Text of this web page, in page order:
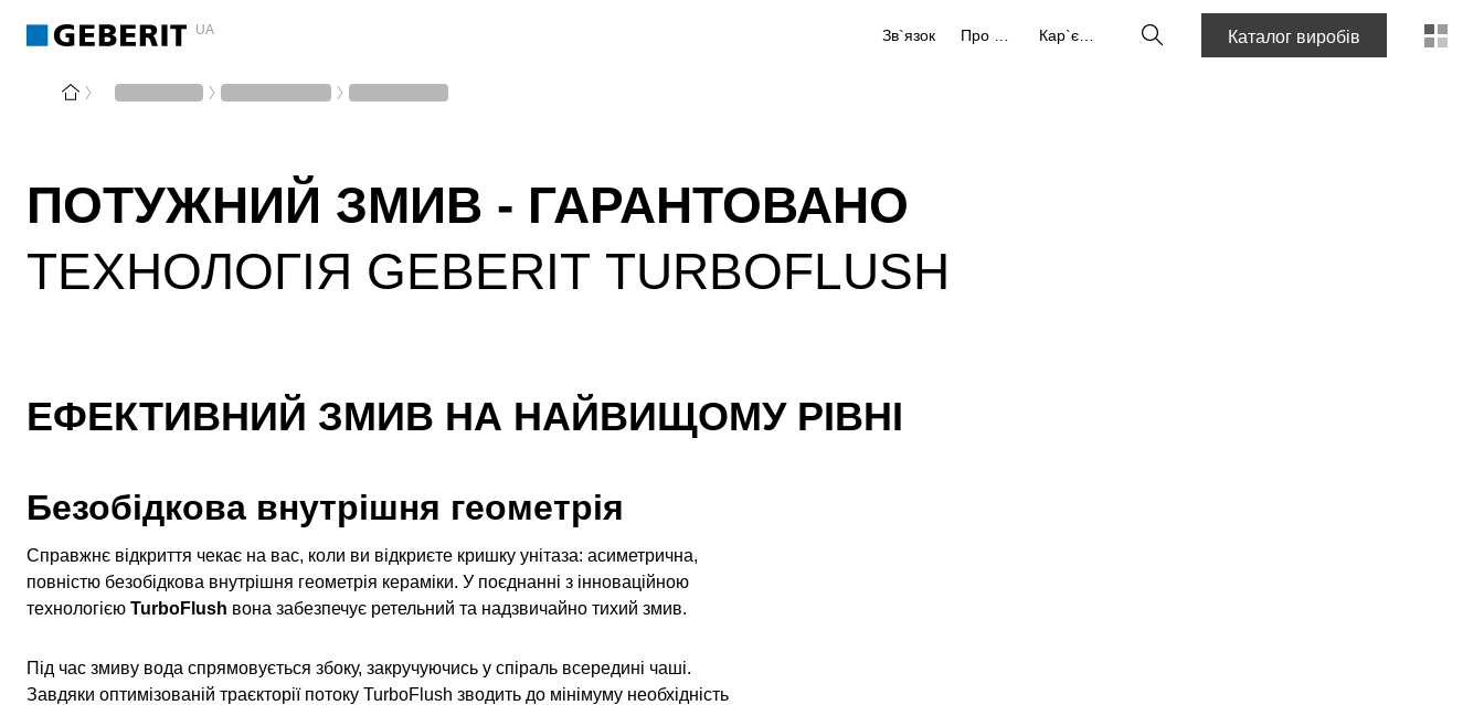
UA Зв`язок Каталог виробів
ПОТУЖНИЙ ЗМИВ - ГАРАНТОВАНО
ТЕХНОЛОГІЯ GEBERIT TURBOFLUSH
ЕФЕКТИВНИЙ ЗМИВ НА НАЙВИЩОМУ РІВНІ
Безобідкова внутрішня геометрія
Справжнє відкриття чекає на вас, коли ви відкриєте кришку унітаза: асиметрична,
повністю безобідкова внутрішня геометрія кераміки. У поєднанні з інноваційною
технологією TurboFlush вона забезпечує ретельний та надзвичайно тихий змив.
Під час змиву вода спрямовується збоку, закручуючись у спіраль всередині чаші.
Завдяки оптимізованій траєкторії потоку TurboFlush зводить до мінімуму необхідність